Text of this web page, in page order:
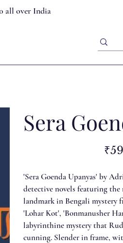
all over India
Sera
Original
price
'Sera Goenda Upanyas' by
detective novels featuring
landmark in Bengali mystery
'Lohar Kot', 'Bonmanusher
labyrinthine mystery that
cunning. Slender in frame,